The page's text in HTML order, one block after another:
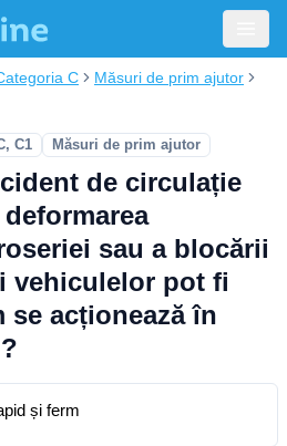
C
Măsuri de prim ajutor
C1 Măsuri de prim ajutor
de circulație
sau a blocării
vehiculelor pot fi
acționează în
și ferm